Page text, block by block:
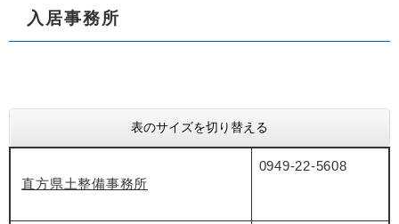
入居事務所
表のサイズを切り替える
直方県土整備事務所
0949-22-5608